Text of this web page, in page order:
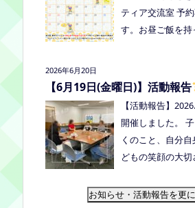
ティア交流室 予
す。お昼ご飯を持
談会(北村がゲス
→https://
月28日（火）
2026年6月20日
【6月19日(金曜日)】活動報告
ました
【活動報告】
開催しました。
くのこと、自分
どもの笑顔の大
4:00 くらしき健康
お知らせ・活動報告を更